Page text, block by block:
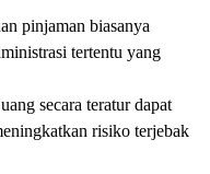
pinjaman biasanya
tertentu yang
secara teratur dapat
risiko terjebak